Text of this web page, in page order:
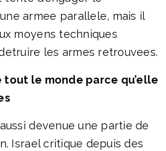
armee parallele, mais il
moyens techniques
les armes retrouvees.
tout le monde parce qu’elle
devenue une partie de
Israel critique depuis des